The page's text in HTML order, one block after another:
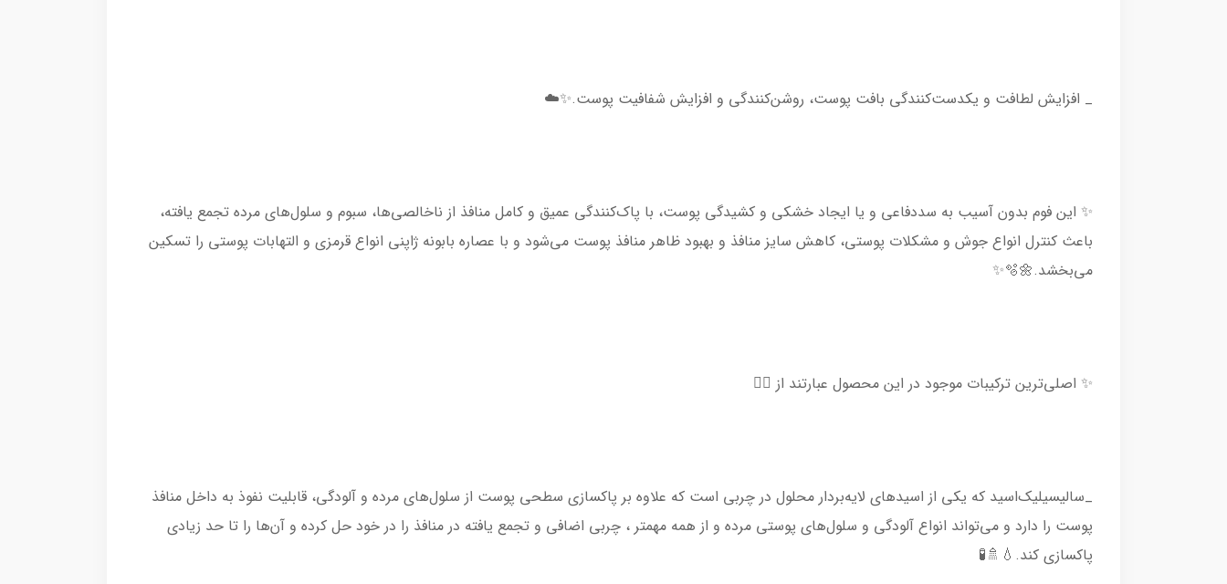
_ افزایش لطافت و یکدست‌کنندگی بافت پوست، روشن‌کنندگی و افزایش شفافیت پوست.✨☁️
✨ این فوم بدون آسیب به سددفاعی و یا ایجاد خشکی و کشیدگی پوست، با پاک‌کنندگی عمیق و کامل منافذ از ناخالصی‌ها، سبوم و سلول‌های مرده تجمع یافته،
باعث کنترل انواع جوش و مشکلات پوستی، کاهش سایز منافذ و بهبود ظاهر منافذ پوست می‌شود و با عصاره بابونه ژاپنی انواع قرمزی و التهابات پوستی را تسکین
می‌بخشد.🌼🫧✨
✨ اصلی‌ترین ترکیبات موجود در این محصول عبارتند از 👇🏻
_سالیسیلیک‌اسید که یکی از اسیدهای لایه‌بردار محلول در چربی است که علاوه بر پاکسازی سطحی پوست از سلول‌های مرده و آلودگی، قابلیت نفوذ به داخل منافذ
پوست را دارد و می‌تواند انواع آلودگی و سلول‌های پوستی‌ مرده و از همه مهمتر ، چربی اضافی و تجمع یافته در منافذ را در خود حل کرده و آن‌ها را تا حد زیادی
پاکسازی کند.💧🚿🧪